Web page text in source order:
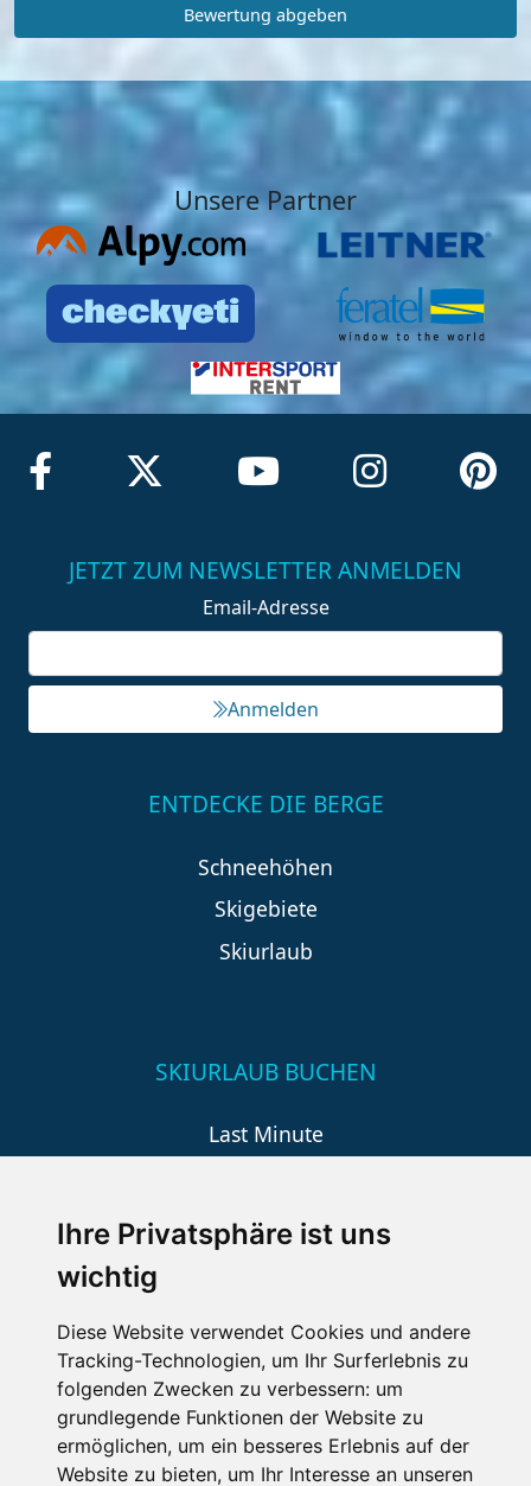
Ihre Privatsphäre ist uns
wichtig
Diese Website verwendet Cookies und andere
Tracking-Technologien, um Ihr Surferlebnis zu
folgenden Zwecken zu verbessern: um
grundlegende Funktionen der Website zu
ermöglichen, um ein besseres Erlebnis auf der
Website zu bieten, um Ihr Interesse an unseren
Bewertung abgeben
Unsere Partner
JETZT ZUM NEWSLETTER ANMELDEN
Email-Adresse
Anmelden
ENTDECKE DIE BERGE
Schneehöhen
Skigebiete
Skiurlaub
SKIURLAUB BUCHEN
Last Minute
Wellness
SCHNEEHÖHEN SKI APP
Die Schneehoehen Ski APP für iOS und Android - Ein
Muss für alle Wintersportler und Schneefreaks!